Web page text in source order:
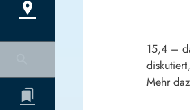
15,4 –
Mehr